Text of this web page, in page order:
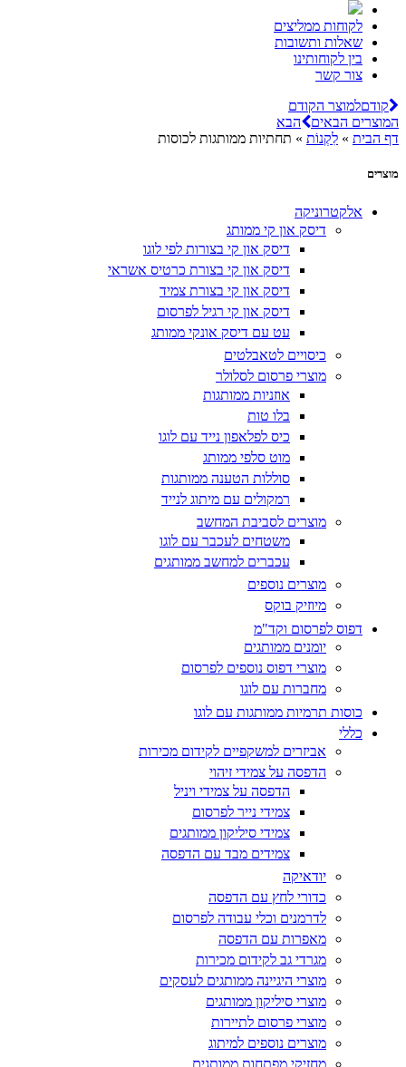
לקוחות ממליצים
שאלות ותשובות
בין לקוחותינו
צור קשר
קודםלמוצר הקודם
המוצרים הבאים
הבא
דף הבית » לִקְנוֹת » תחתיות ממותגות לכוסות
מוצרים
אלקטרוניקה
דיסק און קי ממותג
דיסק און קי בצורות לפי לוגו
דיסק און קי בצורת כרטיס אשראי
דיסק און קי בצורת צמיד
דיסק און קי רגיל לפרסום
עט עם דיסק אונקי ממותג
כיסויים לטאבלטים
מוצרי פרסום לסלולר
אוזניות ממותגות
בלו טות
כיס לפלאפון נייד עם לוגו
מוט סלפי ממותג
סוללות הטענה ממותגות
רמקולים עם מיתוג לנייד
מוצרים לסביבת המחשב
משטחים לעכבר עם לוגו
עכברים למחשב ממותגים
מוצרים נוספים
מיוזיק בוקס
דפוס לפרסום וקד"מ
יומנים ממותגים
מוצרי דפוס נוספים לפרסום
מחברות עם לוגו
כוסות תרמיות ממותגות עם לוגו
כללי
אביזרים למשקפיים לקידום מכירות
הדפסה על צמידי זיהוי
הדפסה על צמידי ויניל
צמידי נייר לפרסום
צמידי סיליקון ממותגים
צמידים מבד עם הדפסה
יודאיקה
כדורי לחץ עם הדפסה
לדרמנים וכלי עבודה לפרסום
מאפרות עם הדפסה
מגרדי גב לקידום מכירות
מוצרי היגיינה ממותגים לעסקים
מוצרי סיליקון ממותגים
מוצרי פרסום לתיירות
מוצרים נוספים למיתוג